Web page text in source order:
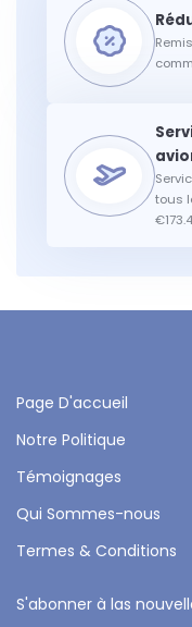
tous
Page D'accueil
Notre Politique
Témoignages
Qui Sommes-nous
Termes & Conditions
S'abonner à las